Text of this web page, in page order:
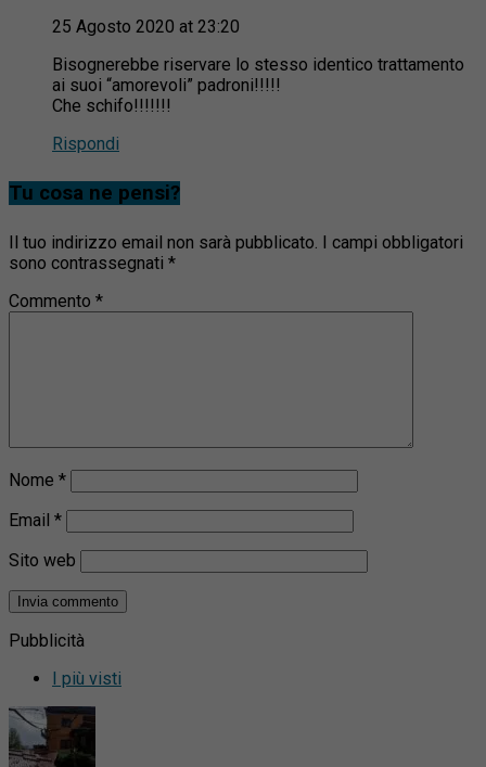
25 Agosto 2020 at 23:20
Bisognerebbe riservare lo stesso identico trattamento
ai suoi “amorevoli” padroni!!!!!
Che schifo!!!!!!!
Rispondi
Tu cosa ne pensi?
Il tuo indirizzo email non sarà pubblicato. I campi obbligatori
sono contrassegnati *
Commento *
Nome *
Email *
Sito web
Pubblicità
I più visti